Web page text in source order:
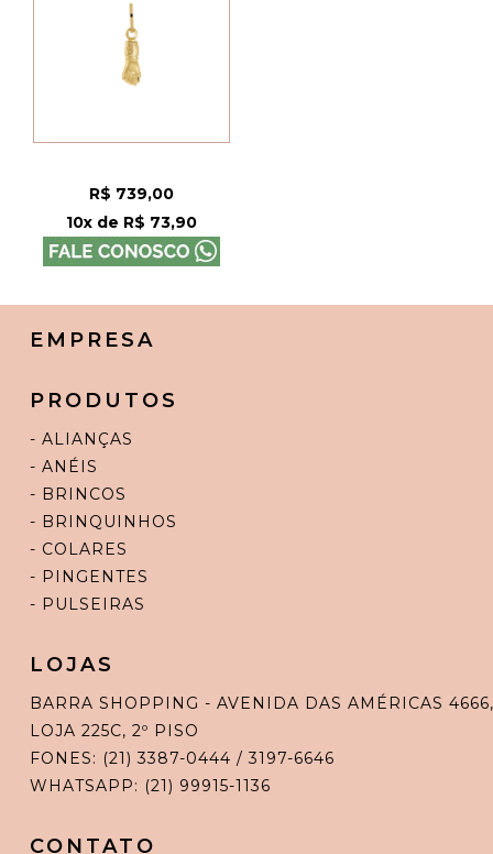
R$ 739,00
10x de R$ 73,90
EMPRESA
PRODUTOS
- ALIANÇAS
- ANÉIS
- BRINCOS
- BRINQUINHOS
- COLARES
- PINGENTES
- PULSEIRAS
LOJAS
BARRA SHOPPING - AVENIDA DAS AMÉRICAS 4666,
LOJA 225C, 2º PISO
FONES: (21) 3387-0444 / 3197-6646
WHATSAPP: (21) 99915-1136
CONTATO